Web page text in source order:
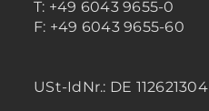
T: +49 6043 9655-0
F: +49 6043 9655-60
USt-IdNr.: DE 112621304